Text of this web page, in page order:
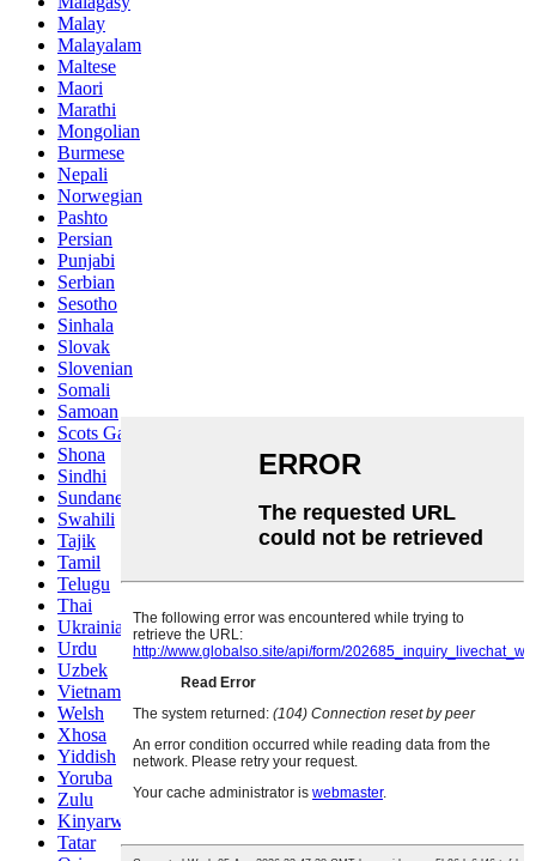
Malay
Malayalam
Maltese
Maori
Marathi
Mongolian
Burmese
Nepali
Norwegian
Pashto
Persian
Punjabi
Serbian
Sesotho
Sinhala
Slovak
Slovenian
Somali
Samoan
Scots Gaelic
Shona
Sindhi
Sundanese
Swahili
Tajik
Tamil
Telugu
Thai
Ukrainian
Urdu
Uzbek
Vietnamese
Welsh
Xhosa
Yiddish
Yoruba
Zulu
Kinyarwanda
Tatar